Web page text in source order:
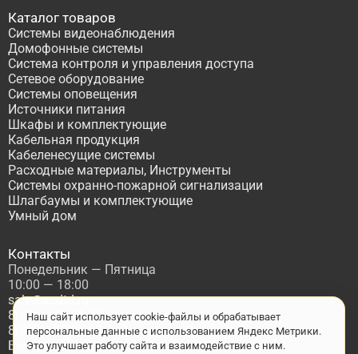
Каталог товаров
Системы видеонаблюдения
Домофонные системы
Система контроля и управления доступа
Сетевое оборудование
Системы оповещения
Источники питания
Шкафы и комплектующие
Кабельная продукция
Кабеленесущие системы
Расходные материалы, Инструменты
Системы охранно-пожарной сигнализации
Шлагбаумы и комплектующие
Умный дом
Контакты
Понедельник — Пятница
10:00 — 18:00
sale@asdtd.ru
8(495)677-95-20
8(800)555-06-68
Бесплатный звонок по России
Наш сайт использует cookie-файлы и обрабатывает
персональные данные с использованием Яндекс Метрики.
Это улучшает работу сайта и взаимодействие с ним.